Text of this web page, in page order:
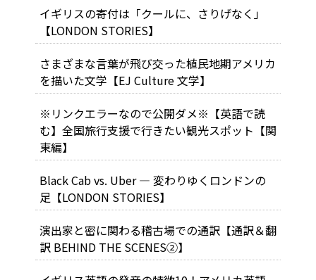
イギリスの寄付は「クールに、さりげなく」
【LONDON STORIES】
さまざまな言葉が飛び交った植民地期アメリカ
を描いた文学【EJ Culture 文学】
※リンクエラーなので公開ダメ※【英語で読
む】全国旅行支援で行きたい観光スポット【関
東編】
Black Cab vs. Uber ― 変わりゆくロンドンの
足【LONDON STORIES】
演出家と密に関わる稽古場での通訳【通訳＆翻
訳 BEHIND THE SCENES②】